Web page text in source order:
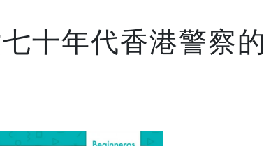
十年代香港警察的